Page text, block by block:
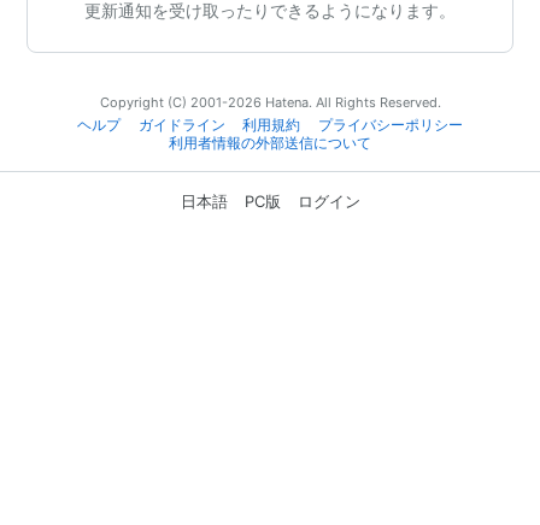
更新通知を受け取ったりできるようになります。
Copyright (C) 2001-2026 Hatena. All Rights Reserved.
ヘルプ
ガイドライン 利用規約
プライバシーポリシー
利用者情報の外部送信について
日本語 PC版 ログイン